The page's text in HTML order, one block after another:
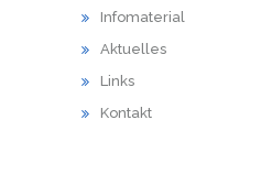
Infomaterial
Aktuelles
Links
Kontakt